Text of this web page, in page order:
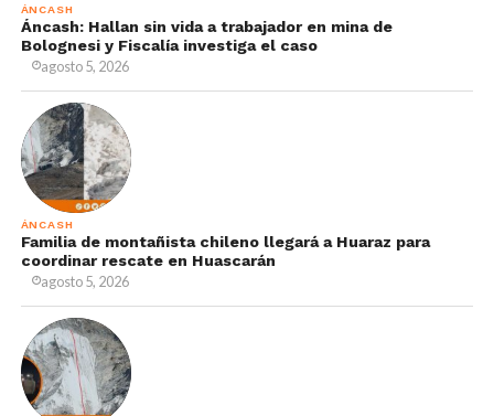
ÁNCASH
Áncash: Hallan sin vida a trabajador en mina de
Bolognesi y Fiscalía investiga el caso
agosto 5, 2026
ÁNCASH
Familia de montañista chileno llegará a Huaraz para
coordinar rescate en Huascarán
agosto 5, 2026